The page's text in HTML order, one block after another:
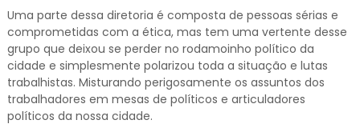
Uma parte dessa diretoria é composta de pessoas sérias e
comprometidas com a ética, mas tem uma vertente desse
grupo que deixou se perder no rodamoinho político da
cidade e simplesmente polarizou toda a situação e lutas
trabalhistas. Misturando perigosamente os assuntos dos
trabalhadores em mesas de políticos e articuladores
políticos da nossa cidade.